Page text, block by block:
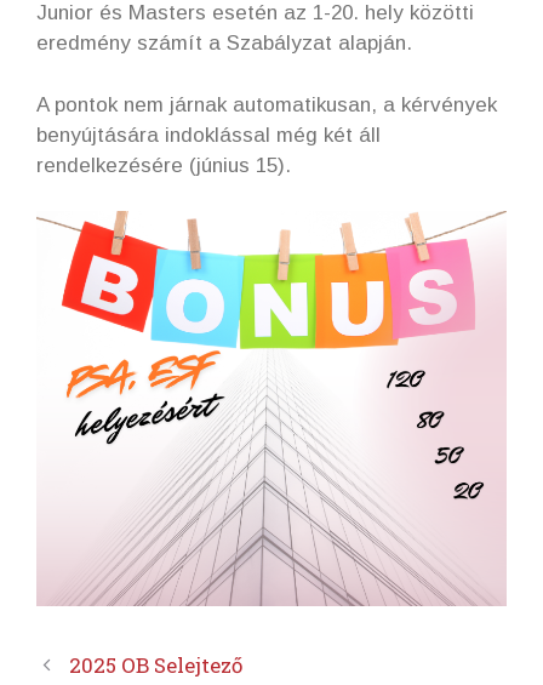
Junior és Masters esetén az 1-20. hely közötti
eredmény számít a Szabályzat alapján.
A pontok nem járnak automatikusan, a kérvények
benyújtására indoklással még két áll
rendelkezésére (június 15).
2025 OB Selejtező